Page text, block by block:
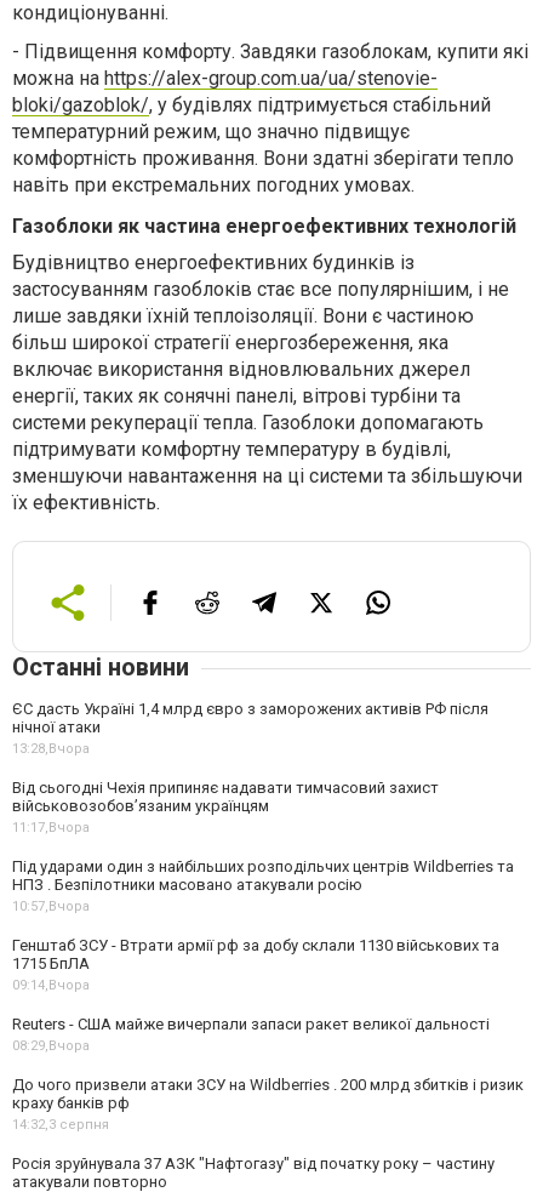
кондиціонуванні.
- Підвищення комфорту. Завдяки газоблокам, купити які
можна на https://alex-group.com.ua/ua/stenovie-
bloki/gazoblok/, у будівлях підтримується стабільний
температурний режим, що значно підвищує
комфортність проживання. Вони здатні зберігати тепло
навіть при екстремальних погодних умовах.
Газоблоки як частина енергоефективних технологій
Будівництво енергоефективних будинків із
застосуванням газоблоків стає все популярнішим, і не
лише завдяки їхній теплоізоляції. Вони є частиною
більш широкої стратегії енергозбереження, яка
включає використання відновлювальних джерел
енергії, таких як сонячні панелі, вітрові турбіни та
системи рекуперації тепла. Газоблоки допомагають
підтримувати комфортну температуру в будівлі,
зменшуючи навантаження на ці системи та збільшуючи
їх ефективність.
Останні новини
ЄС дасть Україні 1,4 млрд євро з заморожених активів РФ після
нічної атаки
13:28,Вчора
Від сьогодні Чехія припиняє надавати тимчасовий захист
військовозобов’язаним українцям
11:17,Вчора
Під ударами один з найбільших розподільчих центрів Wildberries та
НПЗ . Безпілотники масовано атакували росію
10:57,Вчора
Генштаб ЗСУ - Втрати армії рф за добу склали 1130 військових та
1715 БпЛА
09:14,Вчора
Reuters - США майже вичерпали запаси ракет великої дальності
08:29,Вчора
До чого призвели атаки ЗСУ на Wildberries . 200 млрд збитків і ризик
краху банків рф
14:32,3 серпня
Росія зруйнувала 37 АЗК "Нафтогазу" від початку року – частину
атакували повторно